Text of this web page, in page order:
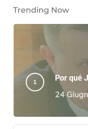
Trending Now
Por qué
24